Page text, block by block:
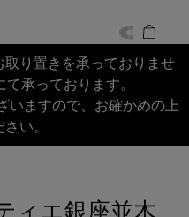
り置きを承っておりませ
承っております。
いますので、お確かめの上
い。
ィエ銀座並木